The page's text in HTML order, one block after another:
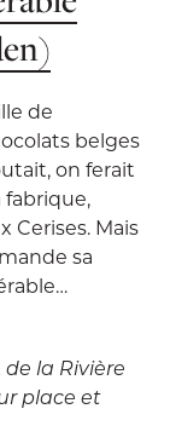
de
belges
on ferait
fabrique,
Cerises. Mais
sa
de la Rivière
place et